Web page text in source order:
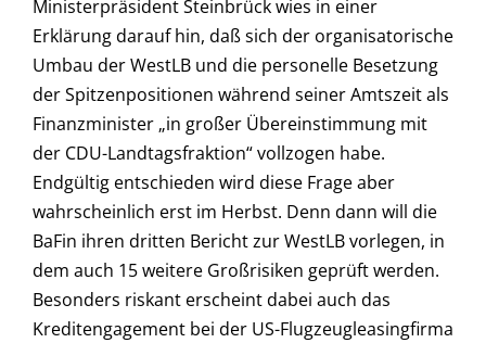
Ministerpräsident Steinbrück wies in einer
Erklärung darauf hin, daß sich der organisatorische
Umbau der WestLB und die personelle Besetzung
der Spitzenpositionen während seiner Amtszeit als
Finanzminister „in großer Übereinstimmung mit
der CDU-Landtagsfraktion“ vollzogen habe.
Endgültig entschieden wird diese Frage aber
wahrscheinlich erst im Herbst. Denn dann will die
BaFin ihren dritten Bericht zur WestLB vorlegen, in
dem auch 15 weitere Großrisiken geprüft werden.
Besonders riskant erscheint dabei auch das
Kreditengagement bei der US-Flugzeugleasingfirma